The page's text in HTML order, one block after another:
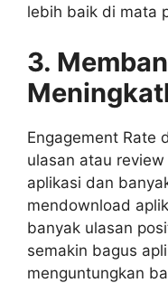
lebih baik di mata
3.
Engagement Rate
ulasan atau
aplikasi dan
mendownload
banyak ulasan
semakin bagus
menguntungkan